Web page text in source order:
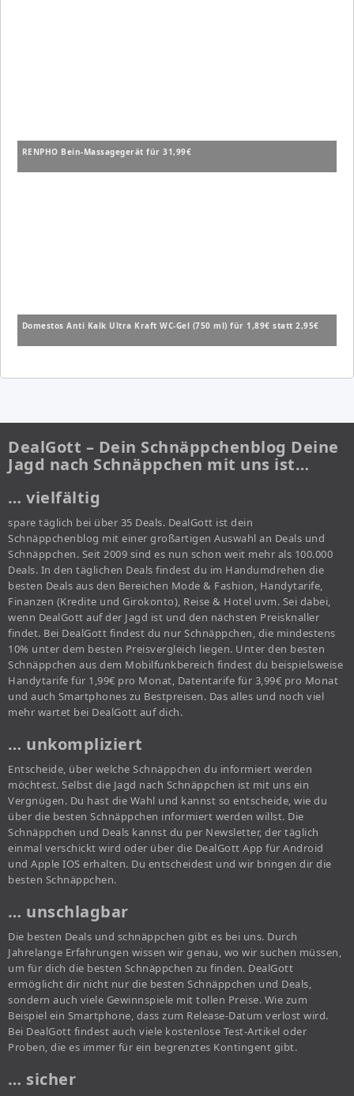
RENPHO Bein-Massagegerät für 31,99€
Domestos Anti Kalk Ultra Kraft WC-Gel (750 ml) für 1,89€ statt 2,95€
DealGott – Dein Schnäppchenblog Deine
Jagd nach Schnäppchen mit uns ist…
… vielfältig
spare täglich bei über 35 Deals. DealGott ist dein
Schnäppchenblog mit einer großartigen Auswahl an Deals und
Schnäppchen. Seit 2009 sind es nun schon weit mehr als 100.000
Deals. In den täglichen Deals findest du im Handumdrehen die
besten Deals aus den Bereichen Mode & Fashion, Handytarife,
Finanzen (Kredite und Girokonto), Reise & Hotel uvm. Sei dabei,
wenn DealGott auf der Jagd ist und den nächsten Preisknaller
findet. Bei DealGott findest du nur Schnäppchen, die mindestens
10% unter dem besten Preisvergleich liegen. Unter den besten
Schnäppchen aus dem Mobilfunkbereich findest du beispielsweise
Handytarife für 1,99€ pro Monat, Datentarife für 3,99€ pro Monat
und auch Smartphones zu Bestpreisen. Das alles und noch viel
mehr wartet bei DealGott auf dich.
… unkompliziert
Entscheide, über welche Schnäppchen du informiert werden
möchtest. Selbst die Jagd nach Schnäppchen ist mit uns ein
Vergnügen. Du hast die Wahl und kannst so entscheide, wie du
über die besten Schnäppchen informiert werden willst. Die
Schnäppchen und Deals kannst du per Newsletter, der täglich
einmal verschickt wird oder über die DealGott App für Android
und Apple IOS erhalten. Du entscheidest und wir bringen dir die
besten Schnäppchen.
… unschlagbar
Die besten Deals und schnäppchen gibt es bei uns. Durch
Jahrelange Erfahrungen wissen wir genau, wo wir suchen müssen,
um für dich die besten Schnäppchen zu finden. DealGott
ermöglicht dir nicht nur die besten Schnäppchen und Deals,
sondern auch viele Gewinnspiele mit tollen Preise. Wie zum
Beispiel ein Smartphone, dass zum Release-Datum verlost wird.
Bei DealGott findest auch viele kostenlose Test-Artikel oder
Proben, die es immer für ein begrenztes Kontingent gibt.
… sicher